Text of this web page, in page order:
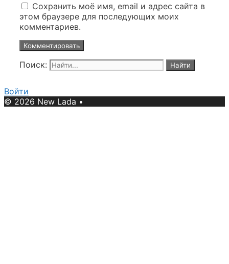
Сохранить моё имя, email и адрес сайта в
этом браузере для последующих моих
комментариев.
Поиск:
Войти
© 2026 New Lada •